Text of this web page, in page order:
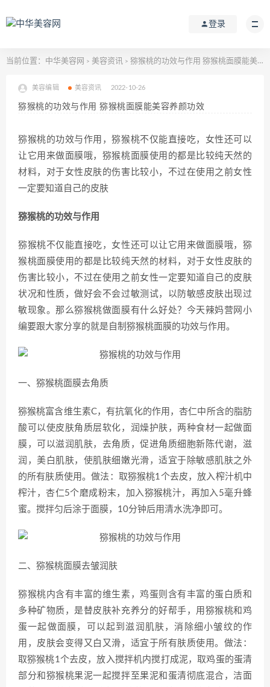
登录
当前位置： 中华美容网 > 美容资讯 > 猕猴桃的功效与作用 猕猴桃面膜能美容养颜功效
美容编辑 美容资讯 2022-10-26
猕猴桃的功效与作用 猕猴桃面膜能美容养颜功效
猕猴桃的功效与作用，猕猴桃不仅能直接吃，女性还可以
让它用来做面膜哦，猕猴桃面膜使用的都是比较纯天然的
材料，对于女性皮肤的伤害比较小，不过在使用之前女性
一定要知道自己的皮肤
猕猴桃的功效与作用
猕猴桃不仅能直接吃，女性还可以让它用来做面膜哦，猕
猴桃面膜使用的都是比较纯天然的材料，对于女性皮肤的
伤害比较小，不过在使用之前女性一定要知道自己的皮肤
状况和性质，做好会不会过敏测试，以防敏感皮肤出现过
敏现象。那么猕猴桃做面膜有什么好处？今天辣妈营网小
编要跟大家分享的就是自制猕猴桃面膜的功效与作用。
一、猕猴桃面膜去角质
猕猴桃富含维生素C，有抗氧化的作用，杏仁中所含的脂肪
酸可以使皮肤角质层软化，润燥护肤，两种食材一起做面
膜，可以滋润肌肤，去角质，促进角质细胞新陈代谢，滋
润，美白肌肤，使肌肤细嫩光滑，适宜于除敏感肌肤之外
的所有肤质使用。做法：取猕猴桃1个去皮，放入榨汁机中
榨汁，杏仁5个磨成粉末，加入猕猴桃汁，再加入5毫升蜂
蜜。搅拌匀后涂于面膜，10分钟后用清水洗净即可。
二、猕猴桃面膜去皱润肤
猕猴桃内含有丰富的维生素，鸡蛋则含有丰富的蛋白质和
多种矿物质，是替皮肤补充养分的好帮手，用猕猴桃和鸡
蛋一起做面膜，可以起到滋润肌肤，消除细小皱纹的作
用，皮肤会变得又白又滑，适宜于所有肤质使用。做法：
取猕猴桃1个去皮，放入搅拌机内搅打成泥，取鸡蛋的蛋清
部分和猕猴桃果泥一起搅拌至果泥和蛋清彻底混合，洁面